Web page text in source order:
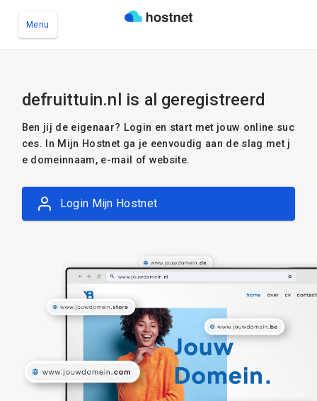
Menu
defruittuin.nl is al geregistreerd
Ben jij de eigenaar? Login en start met jouw online suc
ces. In Mijn Hostnet ga je eenvoudig aan de slag met j
e domeinnaam, e-mail of website.
Login Mijn Hostnet